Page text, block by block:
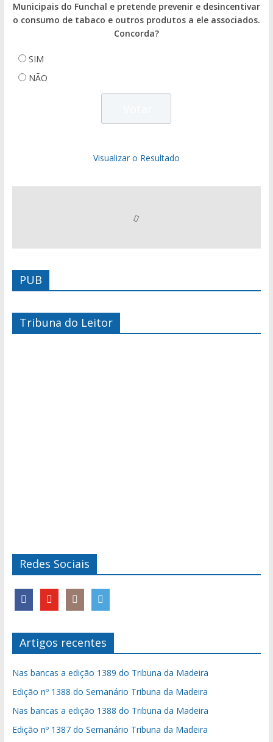
Municipais do Funchal e pretende prevenir e desincentivar
o consumo de tabaco e outros produtos a ele associados.
Concorda?
SIM
NÃO
Visualizar o Resultado
PUB
Tribuna do Leitor
Redes Sociais
Artigos recentes
Nas bancas a edição 1389 do Tribuna da Madeira
Edição nº 1388 do Semanário Tribuna da Madeira
Nas bancas a edição 1388 do Tribuna da Madeira
Edição nº 1387 do Semanário Tribuna da Madeira